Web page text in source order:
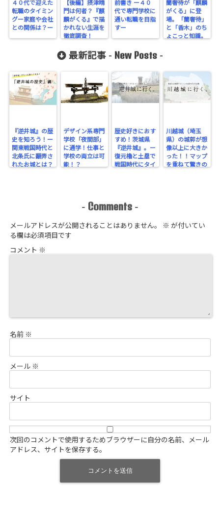
４０代で迎えた
転職のタイミン
グー家庭や会社
との関係は？ー
【後編】摂津晴
門は何者？『麒
麟がくる』で描
かれない生涯を
徹底調査！
前書き ー４０
代で専門学校に
通い転職を目指
すー
蘭奢待が「麒麟
がくる」に登
場。「蘭奢待」
と「香木」のち
ょこっと知識。
最新記事 - New Posts -
『逆井城』の歴
史を知ろう！ー
関東戦国時代と
北条氏に翻弄さ
れたお城とは？
デザイン系専門
学校「夜間部」
に通学！仕事と
学校の両立は可
能！？
歴史好きにおす
すめ！茨城県
『逆井城』。ー
復元櫓と土塁で
戦国時代にタイ
川越城（埼玉
県）の城郭が想
像以上に大きか
った！！マップ
を重ねて驚きの
- Comments -
メールアドレスが公開されることはありません。 ※ が付いてい
る欄は必須項目です
コメント ※
名前 ※
メール ※
サイト
次回のコメントで使用するためブラウザーに自分の名前、メール
アドレス、サイトを保存する。